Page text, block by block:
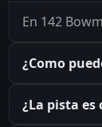
En 142
¿Como
¿La pista